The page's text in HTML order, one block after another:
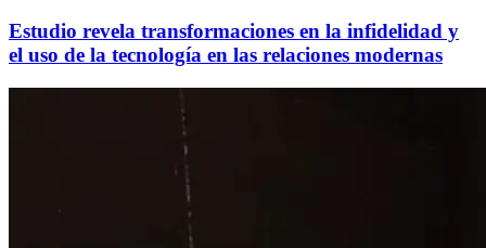
Estudio revela transformaciones en la infidelidad y
el uso de la tecnología en las relaciones modernas